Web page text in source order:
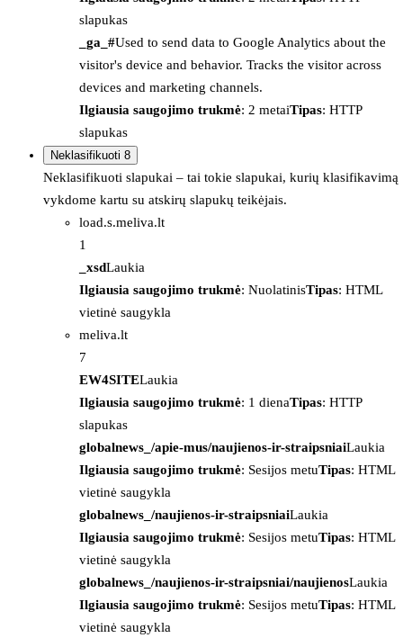
slapukas
_ga_#Used to send data to Google Analytics about the
visitor's device and behavior. Tracks the visitor across
devices and marketing channels.
Ilgiausia saugojimo trukmė: 2 metaiTipas: HTTP
slapukas
Neklasifikuoti 8
Neklasifikuoti slapukai – tai tokie slapukai, kurių klasifikavimą
vykdome kartu su atskirų slapukų teikėjais.
load.s.meliva.lt
1
_xsdLaukia
Ilgiausia saugojimo trukmė: NuolatinisTipas: HTML
vietinė saugykla
meliva.lt
7
EW4SITELaukia
Ilgiausia saugojimo trukmė: 1 dienaTipas: HTTP
slapukas
globalnews_/apie-mus/naujienos-ir-straipsniaiLaukia
Ilgiausia saugojimo trukmė: Sesijos metuTipas: HTML
vietinė saugykla
globalnews_/naujienos-ir-straipsniaiLaukia
Ilgiausia saugojimo trukmė: Sesijos metuTipas: HTML
vietinė saugykla
globalnews_/naujienos-ir-straipsniai/naujienosLaukia
Ilgiausia saugojimo trukmė: Sesijos metuTipas: HTML
vietinė saugykla